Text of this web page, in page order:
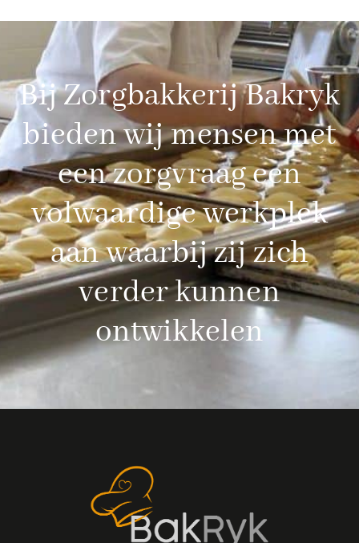
Bij Zorgbakkerij Bakryk
bieden wij mensen met
een zorgvraag een
volwaardige werkplek
aan waarbij zij zich
verder kunnen
ontwikkelen